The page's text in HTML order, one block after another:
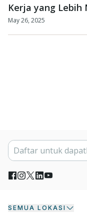
Kerja yang Lebih
May 26, 2025
SEMUA LOKASI